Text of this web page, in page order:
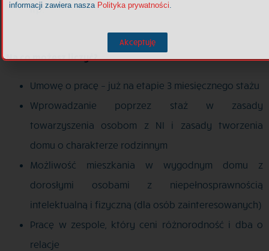
itp.
Na co możesz liczyć?
Umowę o pracę – już na etapie 3 miesięcznego stażu
Wprowadzanie poprzez staż w zasady
towarzyszenia osobom z NI i zasady tworzenia
domu o charakterze rodzinnym
Możliwość mieszkania w wygodnym domu z
dorosłymi osobami z niepełnosprawnością
intelektualną i fizyczną (dla osób zainteresowanych)
Pracę w zespole, który ceni różnorodność i dba o
relacje
informacji zawiera nasza Polityka prywatności.
Akceptuję